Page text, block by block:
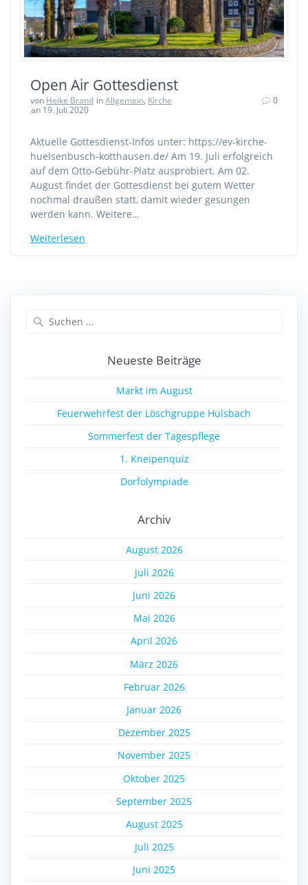
Open Air Gottesdienst
von Heike Brand inAllgemein, Kirche
an 19. Juli 2020
0
Aktuelle Gottesdienst-Infos unter: https://ev-kirche-
huelsenbusch-kotthausen.de/ Am 19. Juli erfolgreich
auf dem Otto-Gebühr-Platz ausprobiert. Am 02.
August findet der Gottesdienst bei gutem Wetter
nochmal draußen statt, damit wieder gesungen
werden kann. Weitere…
Weiterlesen
Neueste Beiträge
Markt im August
Feuerwehrfest der Löschgruppe Hülsbach
Sommerfest der Tagespflege
1. Kneipenquiz
Dorfolympiade
Archiv
August 2026
Juli 2026
Juni 2026
Mai 2026
April 2026
März 2026
Februar 2026
Januar 2026
Dezember 2025
November 2025
Oktober 2025
September 2025
August 2025
Juli 2025
Juni 2025